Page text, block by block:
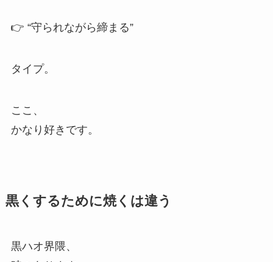
👉 “守られながら締まる”
タイプ。
ここ、
かなり好きです。
黒くするために焼くは違う
黒ハオ界隈、